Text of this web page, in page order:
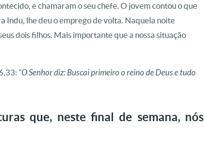
e chamaram o seu chefe. O jovem contou o que
Indu, lhe deu o emprego de volta. Naquela noite
dois filhos. Mais importante que a nossa situação
“O Senhor diz: Buscai primeiro o reino de Deus e tudo
que, neste final de semana, nós